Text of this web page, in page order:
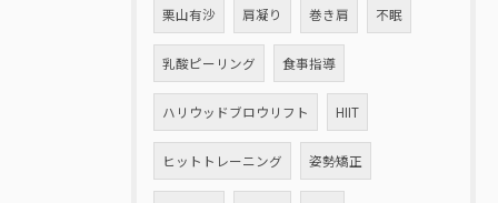
栗山有沙 肩凝り 巻き肩 不眠
乳酸ピーリング 食事指導
ハリウッドブロウリフト HIIT
ヒットトレーニング 姿勢矯正